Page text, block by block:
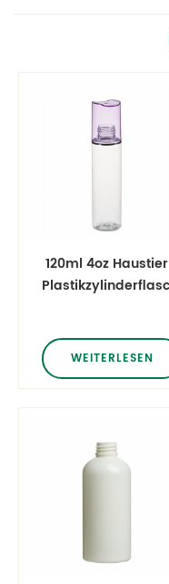
120ml 4oz Haustier
WEITERLESEN